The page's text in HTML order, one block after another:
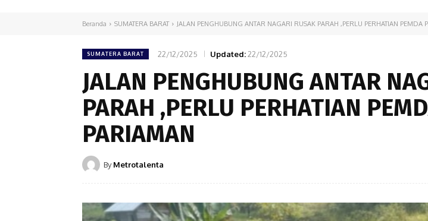
Beranda SUMATERA BARAT JALAN PENGHUBUNG ANTAR NAGARI RUSAK PARAH ,PERLU PERHATIAN PEMDA
SUMATERA BARAT 22/12/2025 Updated:22/12/2025
JALAN PENGHUBUNG ANTAR
PARAH ,PERLU PERHATIAN
PARIAMAN
By Metrotalenta